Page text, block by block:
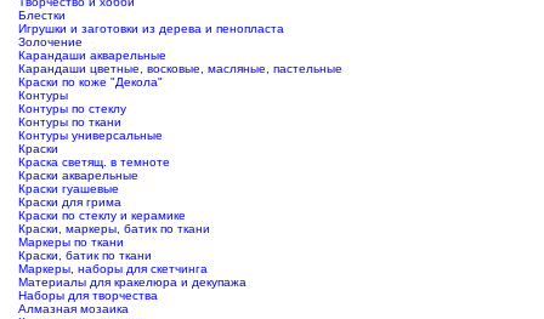
Блестки
Игрушки и заготовки из дерева и пенопласта
Золочение
Карандаши акварельные
Карандаши цветные, восковые, масляные, пастельные
Краски по коже "Декола"
Контуры
Контуры по стеклу
Контуры по ткани
Контуры универсальные
Краски
Краска светящ. в темноте
Краски акварельные
Краски гуашевые
Краски для грима
Краски по стеклу и керамике
Краски, маркеры, батик по ткани
Маркеры по ткани
Краски, батик по ткани
Маркеры, наборы для скетчинга
Материалы для кракелюра и декупажа
Наборы для творчества
Алмазная мозаика